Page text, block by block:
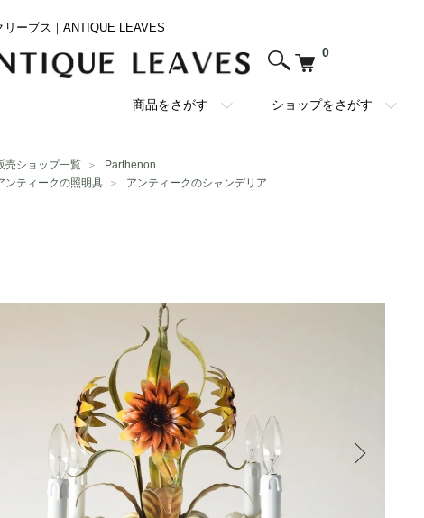
リーブス｜ANTIQUE LEAVES
0
商品をさがす ショップをさがす
売ショップ一覧 ＞
Parthenon
ンティークの照明具 ＞ アンティークのシャンデリア